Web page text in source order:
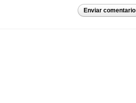
Enviar comentario